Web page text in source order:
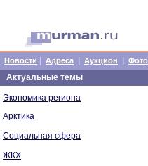
Новости Адреса Аукцион Фото
Актуальные темы
Экономика региона
Арктика
Социальная сфера
ЖКХ